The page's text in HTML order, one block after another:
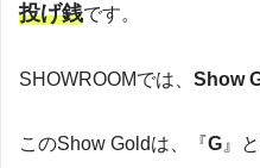
投げ銭です。
SHOWROOMでは、 Show
このShow Goldは、『G 』